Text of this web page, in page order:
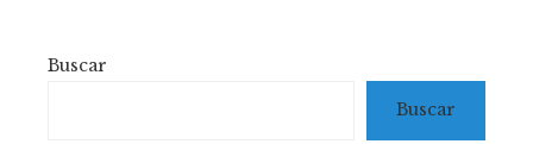
Buscar
Buscar